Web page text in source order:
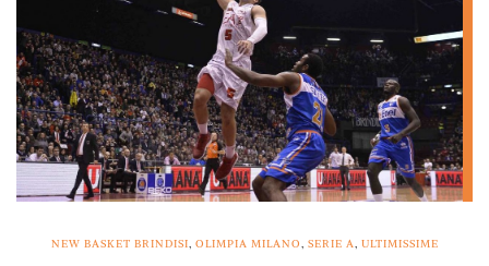
NEW BASKET BRINDISI, OLIMPIA MILANO, SERIE A, ULTIMISSIME